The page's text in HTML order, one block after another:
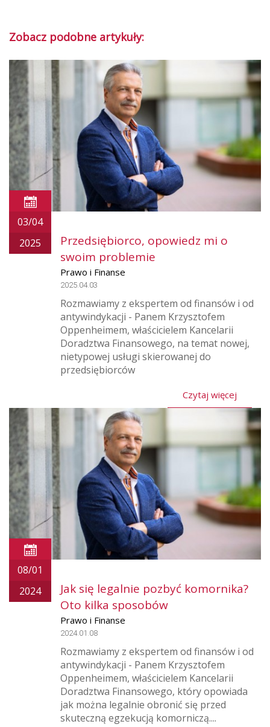
Zobacz podobne artykuły:
03/04
2025
Przedsiębiorco, opowiedz mi o
swoim problemie
Prawo i Finanse
2025.04.03
Rozmawiamy z ekspertem od finansów i od
antywindykacji - Panem Krzysztofem
Oppenheimem, właścicielem Kancelarii
Doradztwa Finansowego, na temat nowej,
nietypowej usługi skierowanej do
przedsiębiorców
Czytaj więcej
08/01
2024
Jak się legalnie pozbyć komornika?
Oto kilka sposobów
Prawo i Finanse
2024.01.08
Rozmawiamy z ekspertem od finansów i od
antywindykacji - Panem Krzysztofem
Oppenheimem, właścicielem Kancelarii
Doradztwa Finansowego, który opowiada
jak można legalnie obronić się przed
skuteczną egzekucją komorniczą....